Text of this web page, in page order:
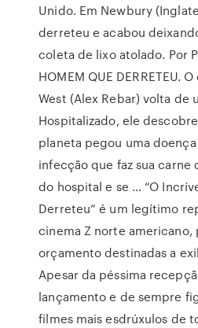
Unido. Em Newbury
derreteu e acabou
coleta de lixo atolado. Por
HOMEM QUE DERRETEU.
West (Alex Rebar) volta de
Hospitalizado, ele
planeta pegou uma
infecção que faz sua carne
do hospital e se … “O
Derreteu” é um legítimo
cinema Z norte
orçamento destinadas a
Apesar da péssima
lançamento e de sempre
filmes mais esdrúxulos de